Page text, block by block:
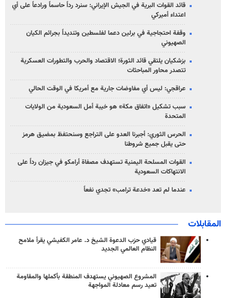
قائد القوات البرية في الجيش الإيراني: سنرد رداً حاسماً ورادعاً على أي
اعتداء أميركي
وقفة احتجاجية في برلين دعما لفلسطين وتنديداً بجرائم الكيان
الصهیوني
بزشكيان يلتقي قائد الثورة؛ الاقتصاد والحرب والتطورات العسكرية
تتصدر محاور المباحثات
عراقجي: ليس أي مفاوضات جارية مع أمريكا في الوقت الحالي
سبب تشكيل «اتفاق مكة» هو خيبة أمل السعودية من الولايات
المتحدة
الحرس الثوري: أجبرنا العدو على التراجع وسنحتفظ بمضيق هرمز
حتى يقبل جميع شروطنا
القوات المسلحة اليمنية تستهدف مصفاة أرامكو في جيزان رداً على
الانتهاكات السعودية
عندما لم تعد «خدعة ترامب» تجدي نفعاً
المقابلات
قيادي حزب الدعوة الشيخ د. عامر الكفيشي يقرأ ملامح
النظام العالمي الجديد
المشروع الصهيوني يستهدف المنطقة بأكملها والمقاومة
تعيد رسم معادلة المواجهة